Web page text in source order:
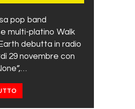
pop band
multi-platino Walk
debutta in radio
29 novembre con